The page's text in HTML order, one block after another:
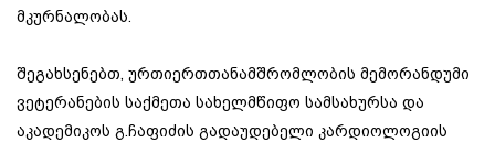
მკურნალობას.
შეგახსენებთ, ურთიერთთანამშრომლობის მემორანდუმი
ვეტერანების საქმეთა სახელმწიფო სამსახურსა და
აკადემიკოს გ.ჩაფიძის გადაუდებელი კარდიოლოგიის